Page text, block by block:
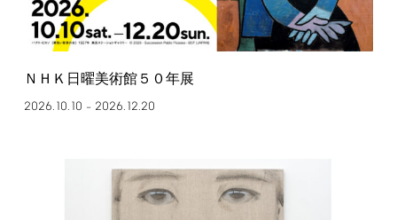
ＮＨＫ日曜美術館５０年展
2026.10.10 – 2026.12.20